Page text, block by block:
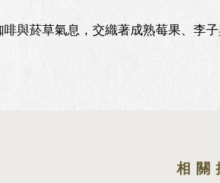
與菸草氣息，交織著成熟莓果、李